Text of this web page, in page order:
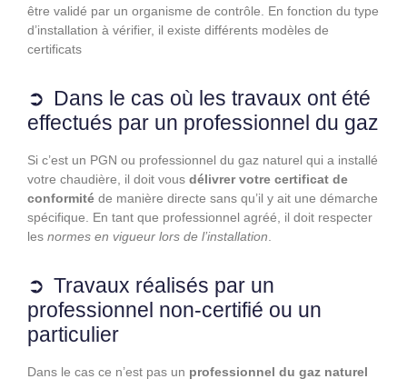
être validé par un organisme de contrôle. En fonction du type
d’installation à vérifier, il existe différents modèles de
certificats
Dans le cas où les travaux ont été
effectués par un professionnel du gaz
Si c’est un PGN ou professionnel du gaz naturel qui a installé
votre chaudière, il doit vous délivrer votre certificat de
conformité de manière directe sans qu’il y ait une démarche
spécifique. En tant que professionnel agréé, il doit respecter
les normes en vigueur lors de l’installation
Travaux réalisés par un
professionnel non-certifié ou un
particulier
Dans le cas ce n’est pas un professionnel du gaz naturel